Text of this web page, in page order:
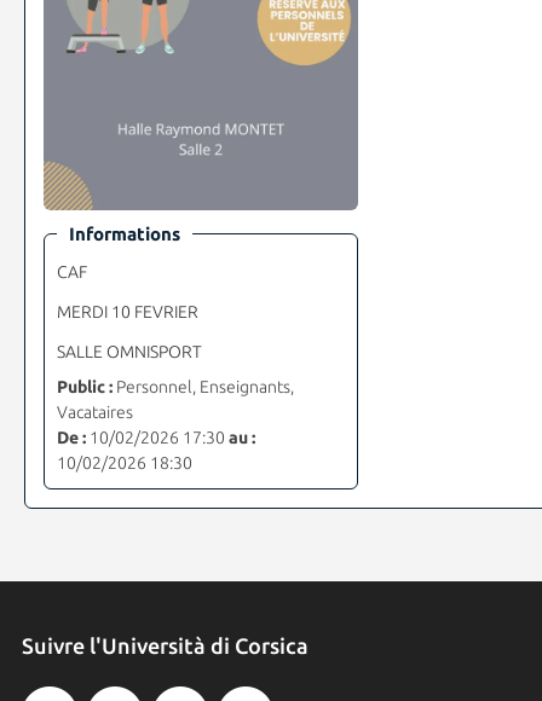
Informations
CAF
MERDI 10 FEVRIER
SALLE OMNISPORT
Public :Personnel, Enseignants,
Vacataires
De :10/02/2026 17:30 au :
10/02/2026 18:30
Suivre l'Università di Corsica